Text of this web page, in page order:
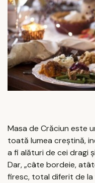
Masa de Crăciun este
toată lumea creștină,
a fi alături de cei dragi
Dar, „câte bordeie,
firesc, total diferit de la